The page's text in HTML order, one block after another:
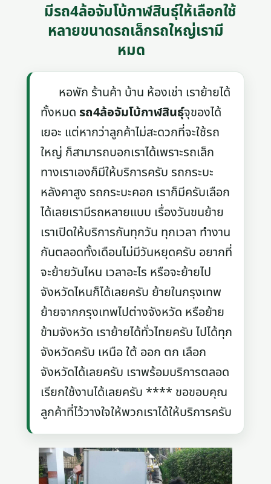
มีรถ4ล้อจัมโบ้กาฬสินธุ์ให้เลือกใช้
หลายขนาดรถเล็กรถใหญ่เรามี
หมด
หอพัก ร้านค้า บ้าน ห้องเช่า เราย้ายได้
ทั้งหมดรถ4ล้อจัมโบ้กาฬสินธุ์จุของได้
เยอะ แต่หากว่าลูกค้าไม่สะดวกที่จะใช้รถ
ใหญ่ ก็สามารถบอกเราได้เพราะรถเล็ก
ทางเราเองก็มีให้บริการครับ รถกระบะ
หลังคาสูง รถกระบะคอก เราก็มีครับเลือก
ได้เลยเรามีรถหลายแบบ เรื่องวันขนย้าย
เราเปิดให้บริการกันทุกวัน ทุกเวลา ทำงาน
กันตลอดทั้งเดือนไม่มีวันหยุดครับ อยากที่
จะย้ายวันไหน เวลาอะไร หรือจะย้ายไป
จังหวัดไหนก็ได้เลยครับ ย้ายในกรุงเทพ
ย้ายจากกรุงเทพไปต่างจังหวัด หรือย้าย
ข้ามจังหวัด เราย้ายได้ทั่วไทยครับ ไปได้ทุก
จังหวัดครับ เหนือ ใต้ ออก ตก เลือก
จังหวัดได้เลยครับ เราพร้อมบริการตลอด
เรียกใช้งานได้เลยครับ **** ขอขอบคุณ
ลูกค้าที่ไว้วางใจให้พวกเราได้ให้บริการครับ